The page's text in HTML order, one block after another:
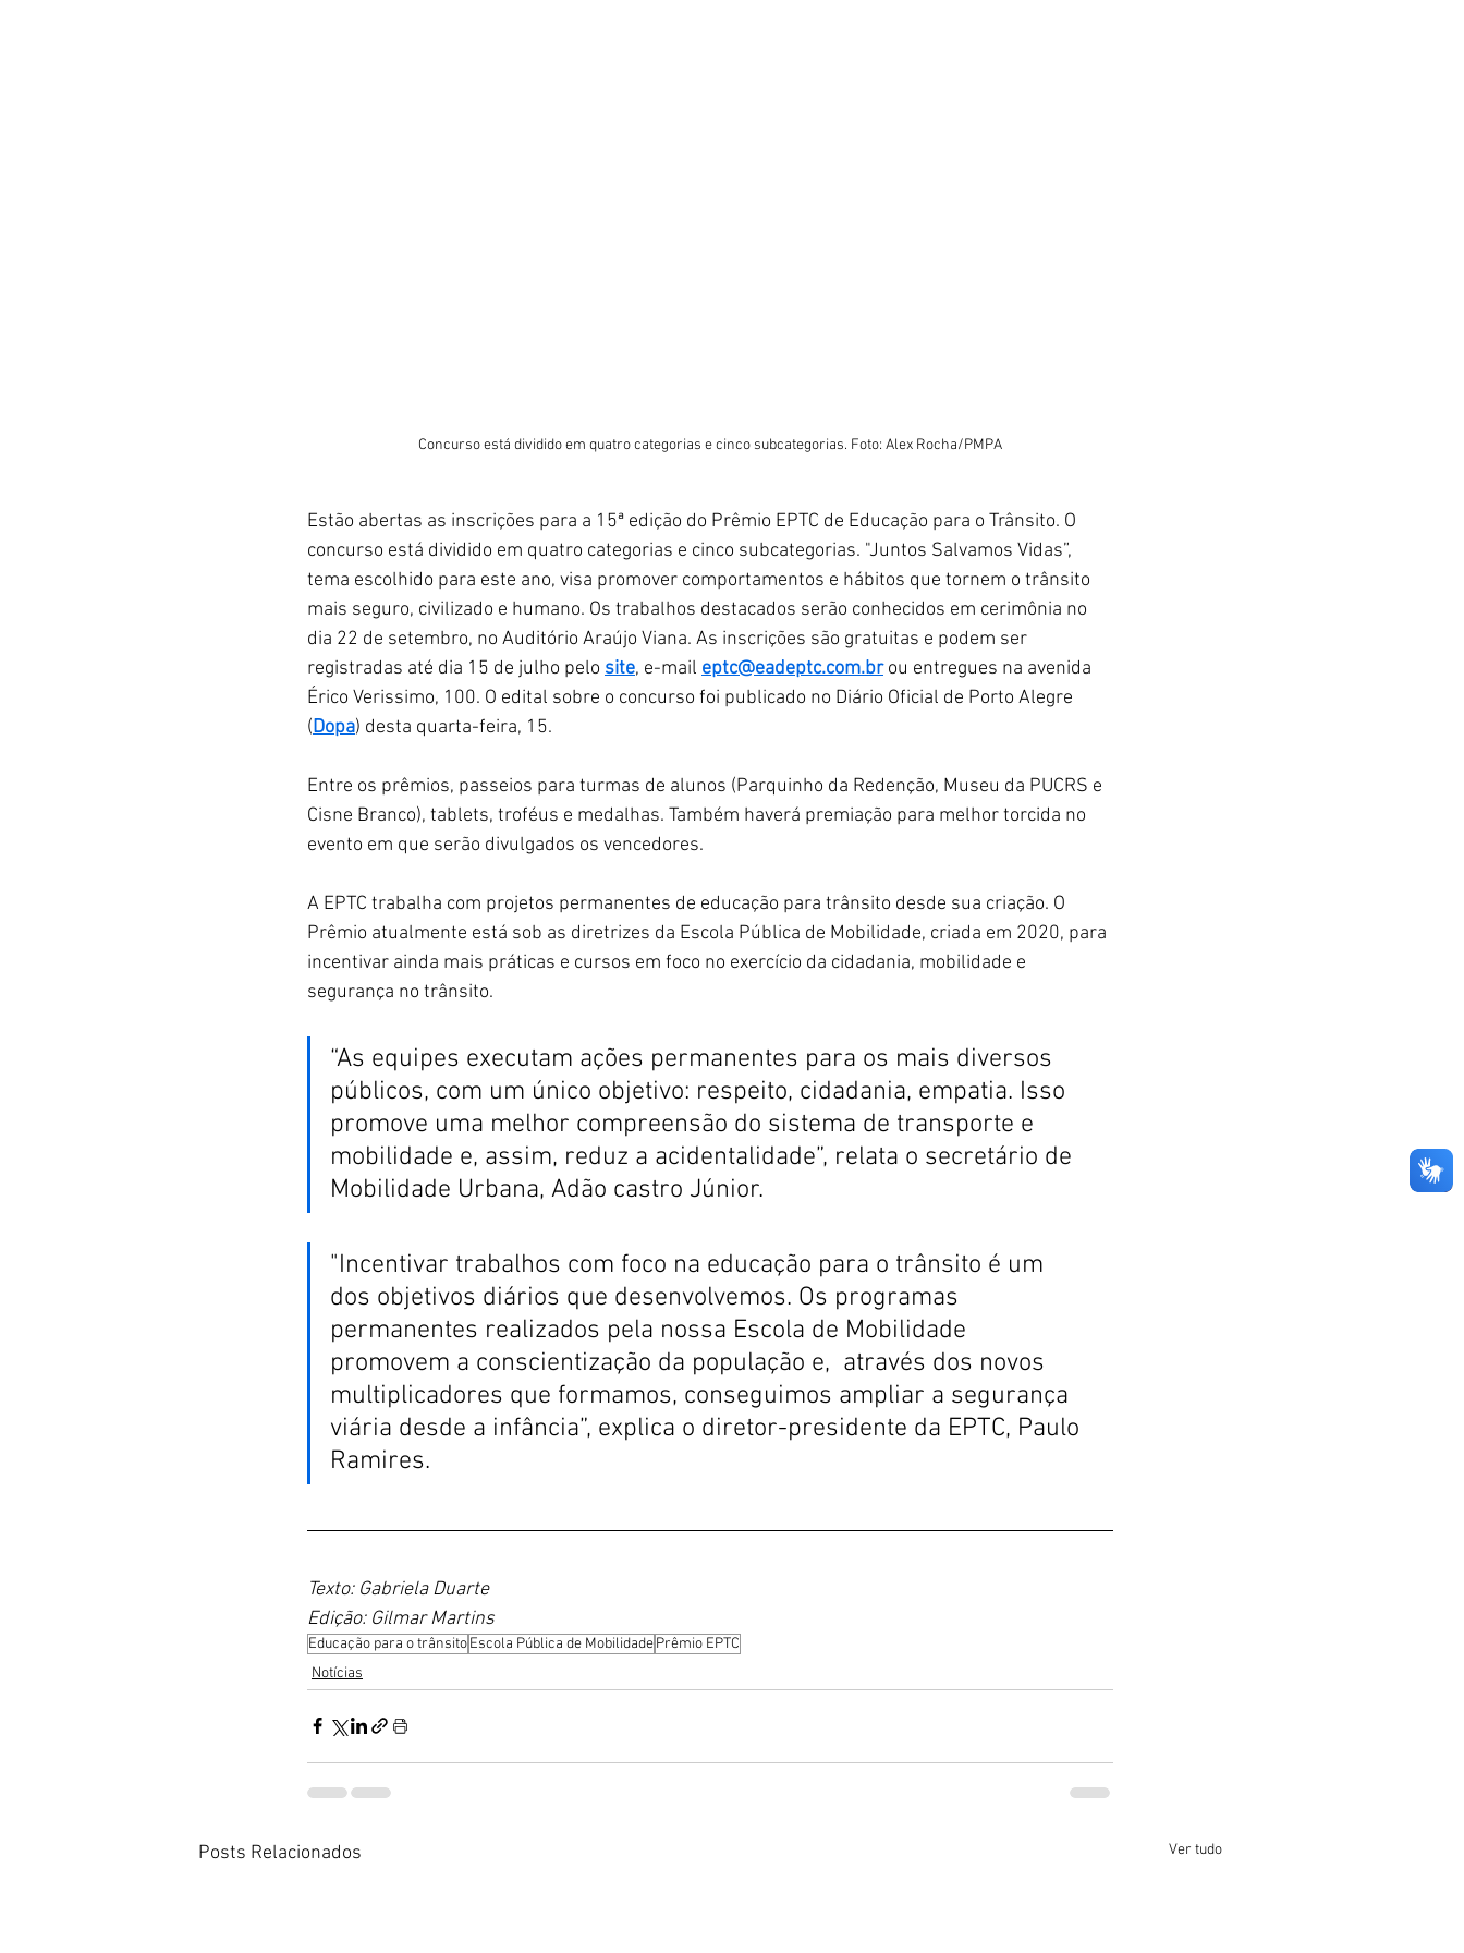
Estão abertas as inscrições para a 15ª edição do Prêmio EPTC de Educação para o Trânsito. O
concurso está dividido em quatro categorias e cinco subcategorias. "Juntos Salvamos Vidas”,
tema escolhido para este ano, visa promover comportamentos e hábitos que tornem o trânsito
mais seguro, civilizado e humano. Os trabalhos destacados serão conhecidos em cerimônia no
dia 22 de setembro, no Auditório Araújo Viana. As inscrições são gratuitas e podem ser
registradas até dia 15 de julho pelo site, e-mail eptc@eadeptc.com.br ou entregues na avenida
Érico Verissimo, 100. O edital sobre o concurso foi publicado no Diário Oficial de Porto Alegre
(Dopa) desta quarta-feira, 15.
Entre os prêmios, passeios para turmas de alunos (Parquinho da Redenção, Museu da PUCRS e
Cisne Branco), tablets, troféus e medalhas. Também haverá premiação para melhor torcida no
evento em que serão divulgados os vencedores.
A EPTC trabalha com projetos permanentes de educação para trânsito desde sua criação. O
Prêmio atualmente está sob as diretrizes da Escola Pública de Mobilidade, criada em 2020, para
incentivar ainda mais práticas e cursos em foco no exercício da cidadania, mobilidade e
segurança no trânsito.
“As equipes executam ações permanentes para os mais diversos
públicos, com um único objetivo: respeito, cidadania, empatia. Isso
promove uma melhor compreensão do sistema de transporte e
mobilidade e, assim, reduz a acidentalidade”, relata o secretário de
Mobilidade Urbana, Adão castro Júnior.
"Incentivar trabalhos com foco na educação para o trânsito é um
dos objetivos diários que desenvolvemos. Os programas
permanentes realizados pela nossa Escola de Mobilidade
promovem a conscientização da população e,  através dos novos
multiplicadores que formamos, conseguimos ampliar a segurança
viária desde a infância”, explica o diretor-presidente da EPTC, Paulo
Ramires.
Texto: Gabriela Duarte
Edição: Gilmar Martins
Educação para o trânsitoEscola Pública de MobilidadePrêmio EPTC
Notícias
Posts Relacionados Ver tudo